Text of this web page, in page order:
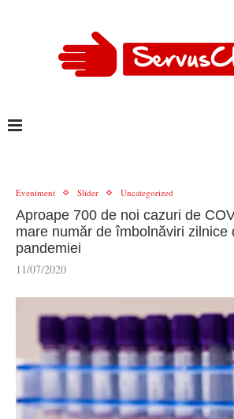
Eveniment Slider Uncategorized
Aproape 700 de noi cazuri de
mare număr de îmbolnăviri zilnice
pandemiei
11/07/2020